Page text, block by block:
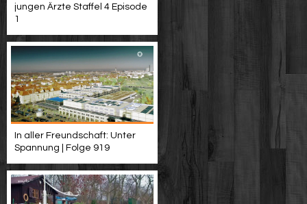
jungen Ärzte Staffel 4 Episode
1
In aller Freundschaft: Unter
Spannung | Folge 919